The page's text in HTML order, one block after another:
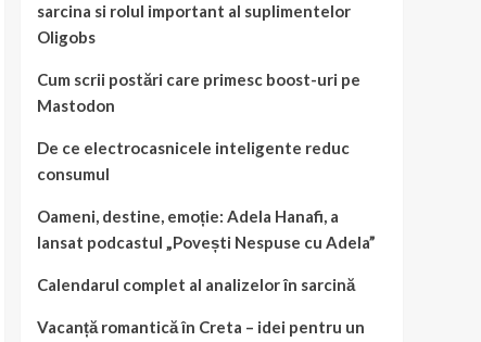
sarcina si rolul important al suplimentelor
Oligobs
Cum scrii postări care primesc boost-uri pe
Mastodon
De ce electrocasnicele inteligente reduc
consumul
Oameni, destine, emoție: Adela Hanafi, a
lansat podcastul „Povești Nespuse cu Adela”
Calendarul complet al analizelor în sarcină
Vacanță romantică în Creta – idei pentru un